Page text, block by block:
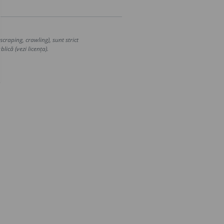
crawling), sunt strict
(vezi licența).